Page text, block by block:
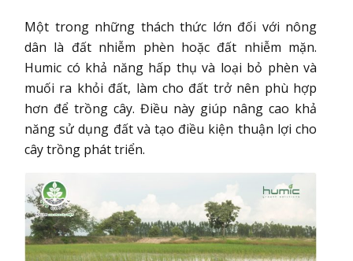
Một trong những thách thức lớn đối với nông
dân là đất nhiễm phèn hoặc đất nhiễm mặn.
Humic có khả năng hấp thụ và loại bỏ phèn và
muối ra khỏi đất, làm cho đất trở nên phù hợp
hơn để trồng cây. Điều này giúp nâng cao khả
năng sử dụng đất và tạo điều kiện thuận lợi cho
cây trồng phát triển.